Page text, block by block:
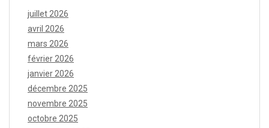
juillet 2026
avril 2026
mars 2026
février 2026
janvier 2026
décembre 2025
novembre 2025
octobre 2025